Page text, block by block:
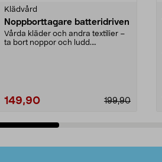
Klädvård
Noppborttagare batteridriven
Vårda kläder och andra textilier –
ta bort noppor och ludd.
199,90
149,90